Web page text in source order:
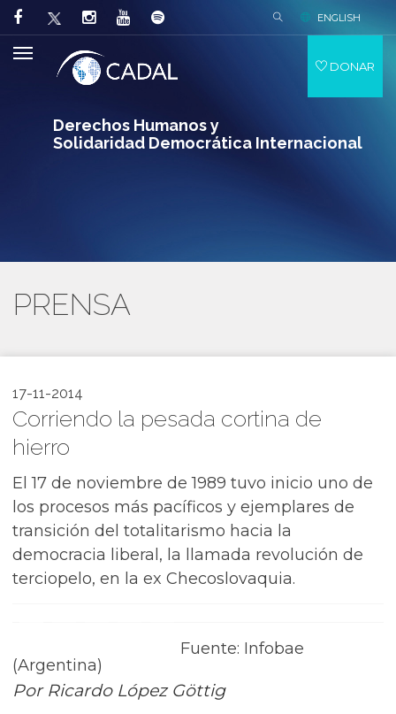
Derechos Humanos y
Solidaridad Democrática Internacional
ENGLISH
DONAR
PRENSA
17-11-2014
Corriendo la pesada cortina de
hierro
El 17 de noviembre de 1989 tuvo inicio uno de
los procesos más pacíficos y ejemplares de
transición del totalitarismo hacia la
democracia liberal, la llamada revolución de
terciopelo, en la ex Checoslovaquia.
Fuente: Infobae
(Argentina)
Por Ricardo López Göttig